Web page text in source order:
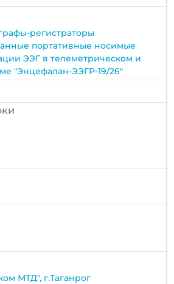
регистраторы
портативные носимые
ЭЭГ в телеметрическом и
"Энцефалан-ЭЭГР-19/26"
МТД", г.Таганрог